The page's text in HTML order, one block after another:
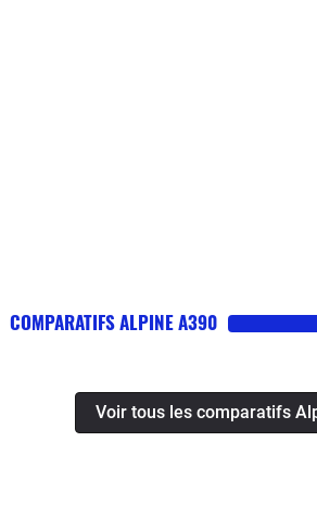
COMPARATIFS ALPINE A390
Voir tous les comparatifs